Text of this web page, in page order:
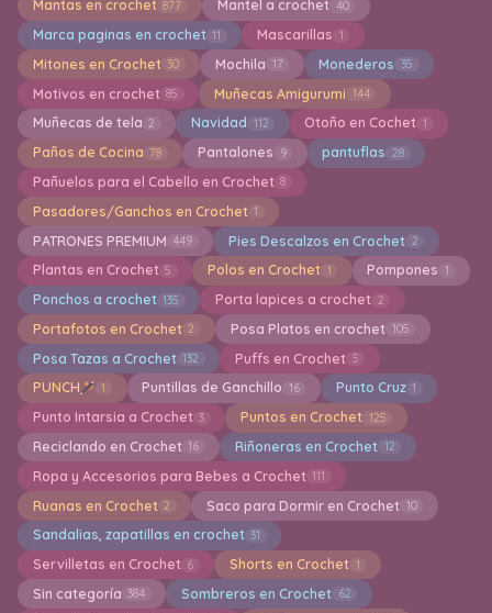
Mantas en crochet 877 Mantel a crochet 40
Marca paginas en crochet 11 Mascarillas 1
Mitones en Crochet 30 Mochila 17 Monederos 35
Motivos en crochet 85 Muñecas Amigurumi 144
Muñecas de tela 2 Navidad 112 Otoño en Cochet 1
Paños de Cocina 78 Pantalones 9 pantuflas 28
Pañuelos para el Cabello en Crochet 8
Pasadores/Ganchos en Crochet 1
PATRONES PREMIUM 449 Pies Descalzos en Crochet 2
Plantas en Crochet 5 Polos en Crochet 1 Pompones 1
Ponchos a crochet 135 Porta lapices a crochet 2
Portafotos en Crochet 2 Posa Platos en crochet 105
Posa Tazas a Crochet 132 Puffs en Crochet 5
PUNCH 1 Puntillas de Ganchillo 16 Punto Cruz 1
Punto Intarsia a Crochet 3 Puntos en Crochet 125
Reciclando en Crochet 16 Riñoneras en Crochet 12
Ropa y Accesorios para Bebes a Crochet 111
Ruanas en Crochet 2 Saco para Dormir en Crochet 10
Sandalias, zapatillas en crochet 31
Servilletas en Crochet 6 Shorts en Crochet 1
Sin categoría 384 Sombreros en Crochet 62